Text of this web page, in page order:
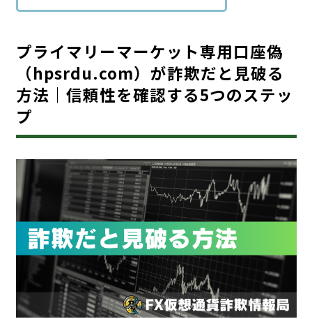
プライマリーマーケット専用口座偽
（hpsrdu.com）が詐欺だと見破る
方法｜信頼性を確認する5つのステッ
プ